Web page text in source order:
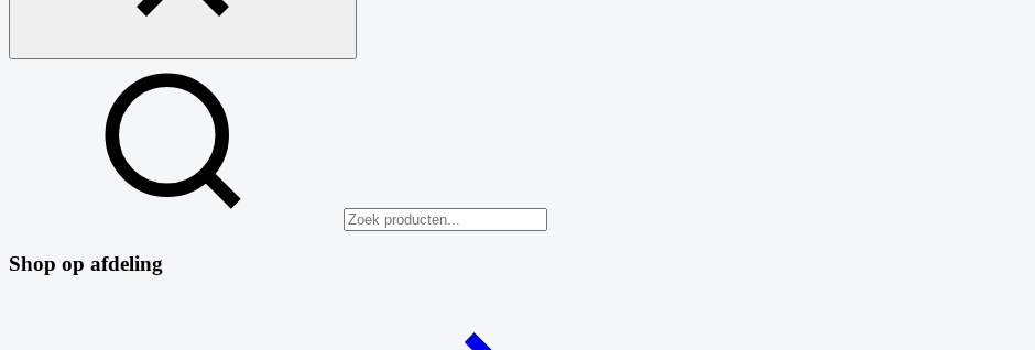
Shop op afdeling